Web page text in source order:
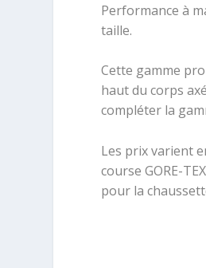
Performance à
taille.
Cette gamme
haut du corps
compléter la
Les prix varient
course GORE-
pour la